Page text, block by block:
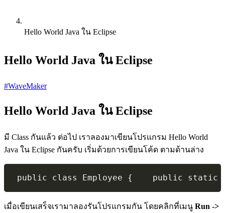
Hello World Java ใน Eclipse
Hello World Java ใน Eclipse
#WaveMaker
Hello World Java ใน Eclipse
มี Class กันแล้ว ต่อไป เราลองมาเขียนโปรแกรม Hello World
Java ใน Eclipse กันครับ เริ่มด้วยการเขียนโค้ด ตามด้านล่าง
เมื่อเขียนเสร็จเรามาลองรันโปรแกรมกัน โดยคลิกที่เมนู Run ->